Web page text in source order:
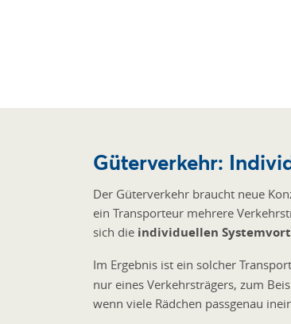
Güterverkehr:
Der Güterverkehr braucht neue
ein Transporteur mehrere
sich die individuellen
Im Ergebnis ist ein solcher Transport
nur eines Verkehrsträgers, zum
wenn viele Rädchen passgenau